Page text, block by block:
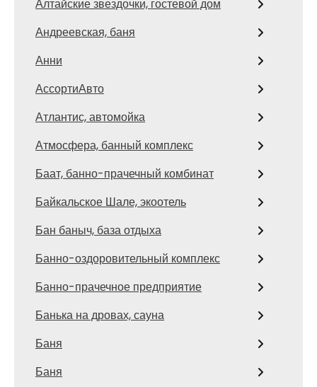
Алтайские звездочки, гостевой дом
Андреевская, баня
Анни
АссортиАвто
Атлантис, автомойка
Атмосфера, банный комплекс
Баат, банно-прачечный комбинат
Байкальское Шале, экоотель
Бан баныч, база отдыха
Банно-оздоровительный комплекс
Банно-прачечное предприятие
Банька на дровах, сауна
Баня
Баня